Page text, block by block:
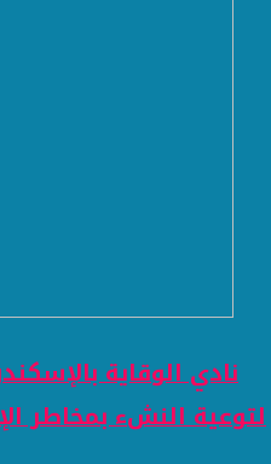
نادي الوقاية
لتوعية النشء بمخاطر